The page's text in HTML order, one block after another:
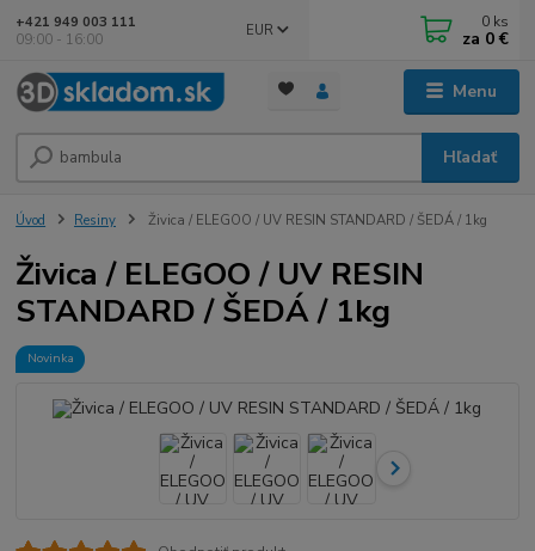
Menu
EUR
Hľadať
+421 949 003 111
09:00 - 16:00
0 ks
za 0 €
Úvod Resiny Živica / ELEGOO / UV RESIN STANDARD / ŠEDÁ / 1kg
Živica / ELEGOO / UV RESIN
STANDARD / ŠEDÁ / 1kg
Novinka